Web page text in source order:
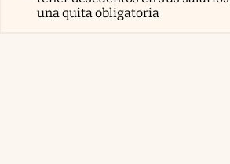
una quita obligatoria